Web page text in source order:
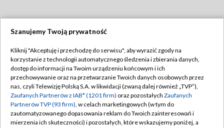
TVP
Abonament TVP
Emisja w TVP
Centrum informacji TVP
Naziemna Telewizja Cyfrowa
Regulamin TVP
Polityka prywatności
Moje zgody
Szanujemy Twoją prywatność
Kliknij "Akceptuję i przechodzę do serwisu", aby wyrazić zgody na
korzystanie z technologii automatycznego śledzenia i zbierania danych,
dostęp do informacji na Twoim urządzeniu końcowym i ich
przechowywanie oraz na przetwarzanie Twoich danych osobowych przez
nas, czyli Telewizję Polską S.A. w likwidacji (zwaną dalej również „TVP”),
Zaufanych Partnerów z IAB* (1201 firm) oraz pozostałych Zaufanych
Partnerów TVP (93 firm), w celach marketingowych (w tym do
zautomatyzowanego dopasowania reklam do Twoich zainteresowań i
mierzenia ich skuteczności) i pozostałych, które wskazujemy poniżej, a